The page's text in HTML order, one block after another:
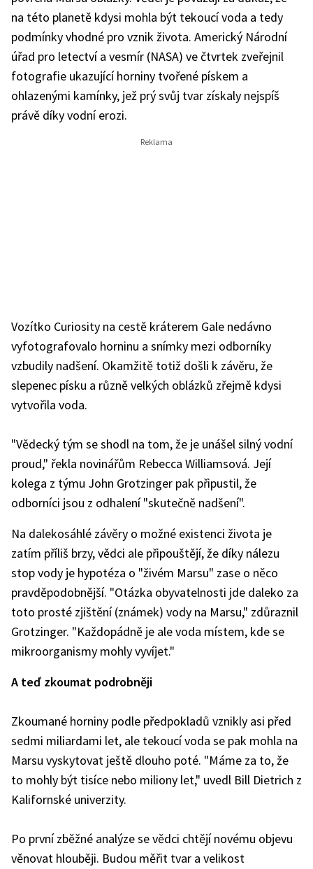
na této planetě kdysi mohla být tekoucí voda a tedy
podmínky vhodné pro vznik života. Americký Národní
úřad pro letectví a vesmír (NASA) ve čtvrtek zveřejnil
fotografie ukazující horniny tvořené pískem a
ohlazenými kamínky, jež prý svůj tvar získaly nejspíš
právě díky vodní erozi.
Vozítko Curiosity na cestě kráterem Gale nedávno
vyfotografovalo horninu a snímky mezi odborníky
vzbudily nadšení. Okamžitě totiž došli k závěru, že
slepenec písku a různě velkých oblázků zřejmě kdysi
vytvořila voda.
"Vědecký tým se shodl na tom, že je unášel silný vodní
proud," řekla novinářům Rebecca Williamsová. Její
kolega z týmu John Grotzinger pak připustil, že
odborníci jsou z odhalení "skutečně nadšení".
Na dalekosáhlé závěry o možné existenci života je
zatím příliš brzy, vědci ale připouštějí, že díky nálezu
stop vody je hypotéza o "živém Marsu" zase o něco
pravděpodobnější. "Otázka obyvatelnosti jde daleko za
toto prosté zjištění (známek) vody na Marsu," zdůraznil
Grotzinger. "Každopádně je ale voda místem, kde se
mikroorganismy mohly vyvíjet."
A teď zkoumat podrobněji
Zkoumané horniny podle předpokladů vznikly asi před
sedmi miliardami let, ale tekoucí voda se pak mohla na
Marsu vyskytovat ještě dlouho poté. "Máme za to, že
to mohly být tisíce nebo miliony let," uvedl Bill Dietrich z
Kalifornské univerzity.
Po první zběžné analýze se vědci chtějí novému objevu
věnovat hlouběji. Budou měřit tvar a velikost